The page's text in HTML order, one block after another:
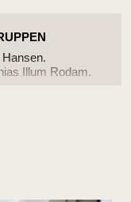
Illum Rodam.